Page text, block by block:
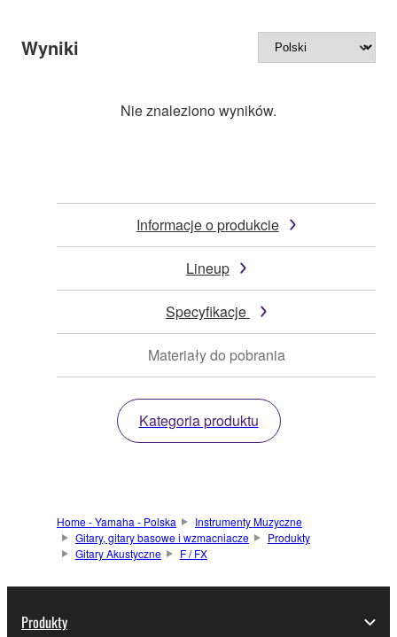
Wyniki
Nie znaleziono wyników.
Informacje o produkcie
Lineup
Specyfikacje
Materiały do pobrania
Kategoria produktu
Home - Yamaha - Polska
Instrumenty Muzyczne
Gitary, gitary basowe i wzmacniacze
Produkty
Gitary Akustyczne
F / FX
Produkty